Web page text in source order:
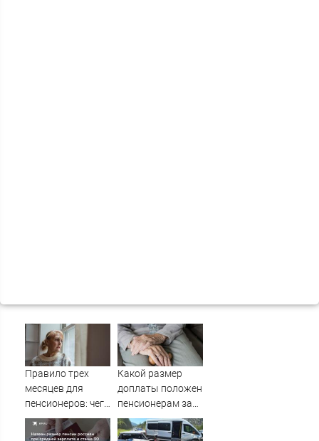
Правило трех
месяцев для
пенсионеров: чего
ждать тем, кому
приходит пенсия
Какой размер
доплаты положен
пенсионерам за
советский стаж